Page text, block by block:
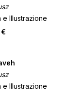
e Illustrazione
e Illustrazione